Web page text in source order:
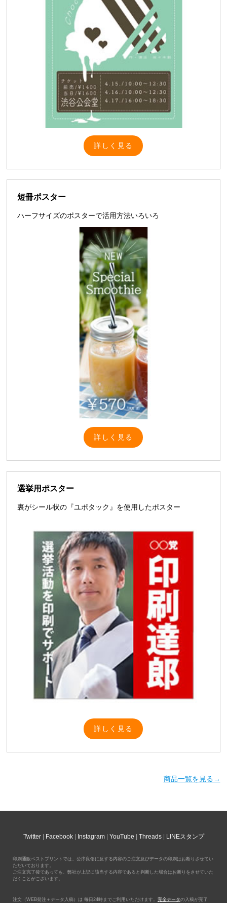
詳しく見る
短冊ポスター
ハーフサイズのポスターで活用方法いろいろ
詳しく見る
選挙用ポスター
裏がシール状の『ユポタック』を使用したポスター
詳しく見る
商品一覧を見る→
Twitter Facebook Instagram YouTube Threads LINEスタンプ
印刷通販ベストプリントでは、公序良俗に反する内容のご注文及びデータの印刷はお断りさせてい
ただいております。
ご注文完了後であっても、弊社が上記に該当する内容であると判断した場合はお断りをさせていた
だくことがございます。
注文（WEB発注＋データ入稿）は 毎日24時までご利用いただけます。 完全データの入稿が完了